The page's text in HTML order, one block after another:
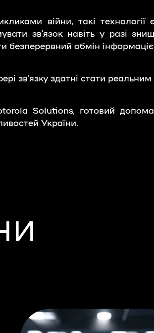
війни, такі
зв’язок навіть у разі
безперервний обмін
зв’язку здатні стати
Solutions, готовий
України.